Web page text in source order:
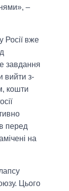
–
Росії вже
завдання
вийти з-
кошти
перед
на
Цього